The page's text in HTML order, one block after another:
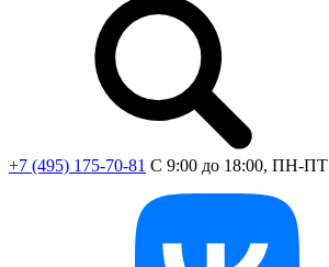
+7 (495) 175-70-81 C 9:00 до 18:00, ПН-ПТ